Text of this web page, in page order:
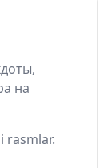
на
rasmlar.